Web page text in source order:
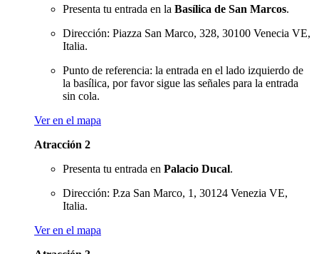
Presenta tu entrada en la Basílica de San Marcos.
Dirección: Piazza San Marco, 328, 30100 Venecia VE,
Italia.
Punto de referencia: la entrada en el lado izquierdo de
la basílica, por favor sigue las señales para la entrada
sin cola.
Ver en el mapa
Atracción 2
Presenta tu entrada en Palacio Ducal.
Dirección: P.za San Marco, 1, 30124 Venezia VE,
Italia.
Ver en el mapa